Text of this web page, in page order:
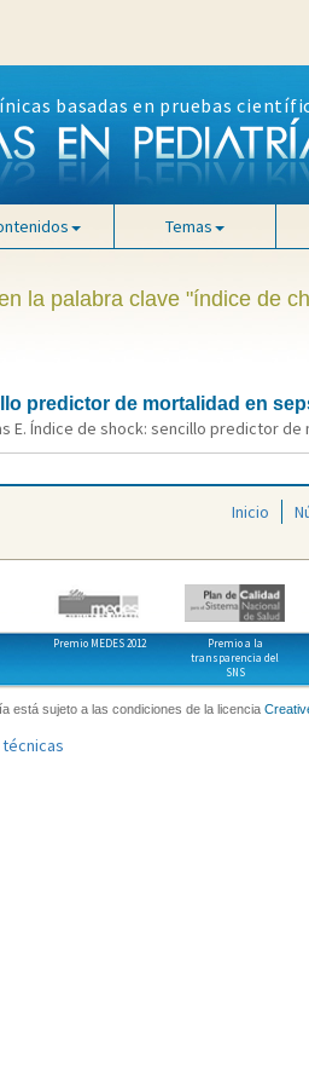
basadas en pruebas
Temas
la palabra clave "índice de
predictor de mortalidad en
E. Índice de shock: sencillo predictor
Inicio
Premio MEDES 2012
Premio a la
transparencia del
SNS
está sujeto a las condiciones de la licencia